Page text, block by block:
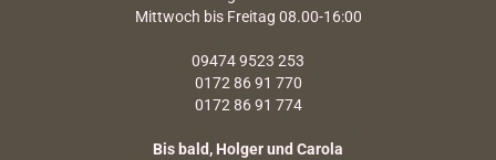
Mittwoch bis Freitag 08.00-16:00
09474 9523 253
0172 86 91 770
0172 86 91 774
Bis bald, Holger und Carola